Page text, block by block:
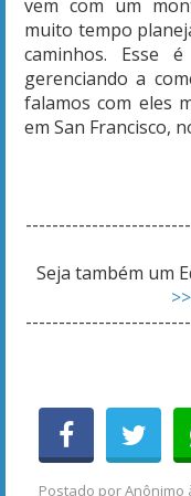
vem com um
muito tempo
caminhos. Esse
gerenciando a
falamos com eles
em San Francisco,
Seja também um
Postado porAnônimo